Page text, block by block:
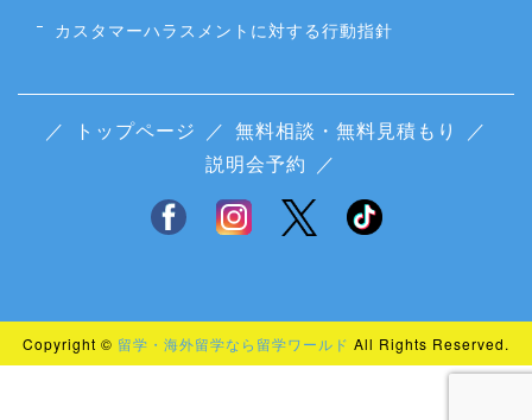
カスタマーハラスメントに対する行動指針
／ トップページ ／ 無料相談・無料見積もり
／
説明会予約 ／
Copyright © 留学・海外留学なら留学ワールド All Rights Reserved.